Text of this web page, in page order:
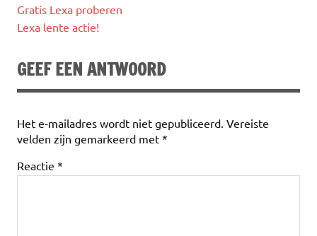
Gratis Lexa proberen
Lexa lente actie!
GEEF EEN ANTWOORD
Het e-mailadres wordt niet gepubliceerd. Vereiste
velden zijn gemarkeerd met *
Reactie *